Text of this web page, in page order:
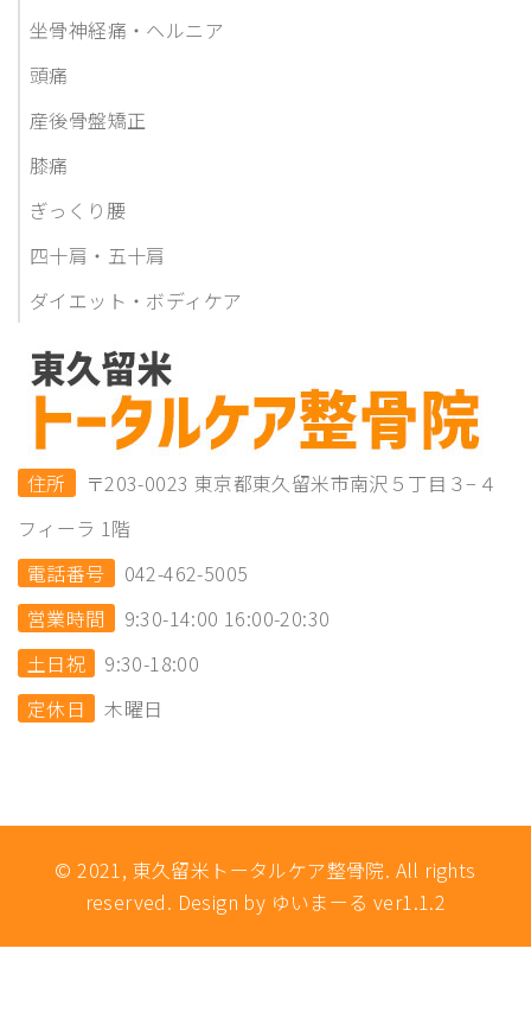
坐骨神経痛・ヘルニア
頭痛
産後骨盤矯正
膝痛
ぎっくり腰
四十肩・五十肩
ダイエット・ボディケア
住所
〒203-0023 東京都東久留米市南沢５丁目３−４
フィーラ 1階
電話番号
042-462-5005
営業時間
9:30-14:00 16:00-20:30
土日祝
9:30-18:00
定休日
木曜日
© 2021, 東久留米トータルケア整骨院. All rights
reserved. Design by ゆいまーる ver1.1.2